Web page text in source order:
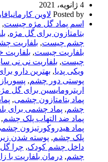
4 ژانویه، 2021
Posted by لاوین
اسم پماد گل مژه چیست,
بتامتازون برای گل مژه,
چشم چیست, بلفاریت
بلفاریت چیست, بلفاریت
چیست, بلفاریت نی نی
ویکی پدیا, بهترین دارو
پوستی دور چشم,
اریترومایسین برای گل
پماد بتامتازون چشمی,
چشم, پماد چشمی برای
پماد ضد التهاب پلک چشم,
پماد هیدروکورتیزون
پلک چشم, پوسته شدن زیر
داخل چشم کودک, چرا
چشم, درمان بلفاریت با